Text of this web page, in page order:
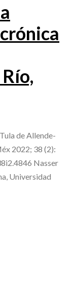
de Allende-
2022; 38 (2):
Nasser
Universidad